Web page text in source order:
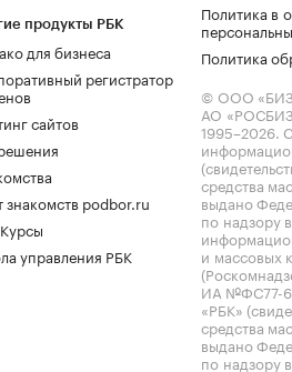
продукты РБК
для бизнеса
регистратор
сайтов
знакомств podbor.ru
управления РБК
Политика в
Политика
© ООО
АО
1995–2026.
средства
выдано
по надзору
и массовых
ИА №ФС77-
«РБК»
средства
выдано
по надзору